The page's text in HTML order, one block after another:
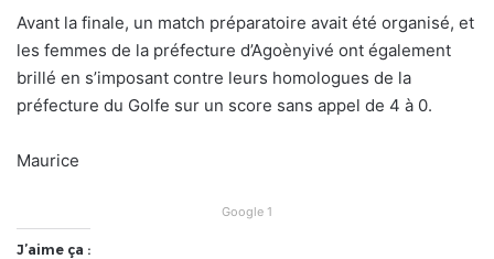
Avant la finale, un match préparatoire avait été organisé, et
les femmes de la préfecture d’Agoènyivé ont également
brillé en s’imposant contre leurs homologues de la
préfecture du Golfe sur un score sans appel de 4 à 0.
Maurice
Google 1
J’aime ça :